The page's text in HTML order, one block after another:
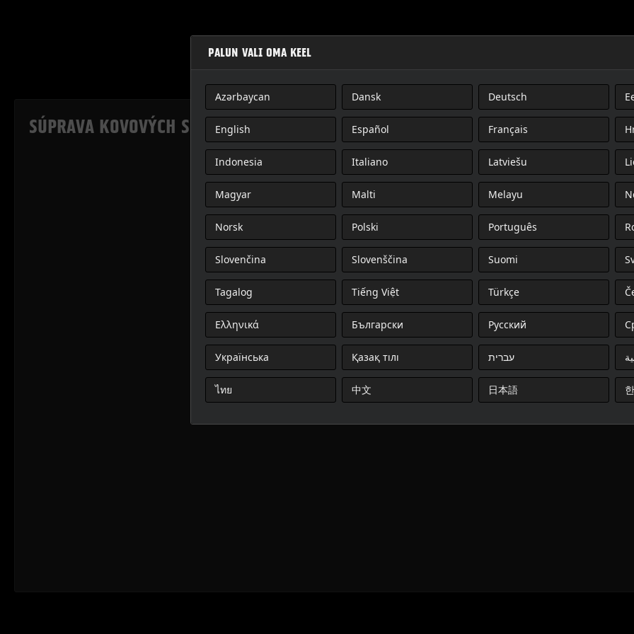
SÚPRAVA KOVOVÝCH SÚČIASTOK ODNÍMATEĽNÉHO SEDADLA SPOLUJAZDCA
PALUN VALI OMA KEEL
Azərbaycan Dansk Deutsch
English Español Français
Indonesia Italiano Latviešu
Magyar Malti Melayu
Norsk Polski Português
Slovenčina Slovenščina Suomi
Tagalog Tiếng Việt Türkçe
Ελληνικά Български Русский
Українська Қазақ тілі עברית
ไทย 中文 日本語